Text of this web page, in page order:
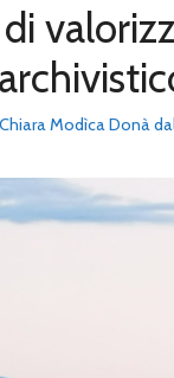
Chiara Modìca Donà